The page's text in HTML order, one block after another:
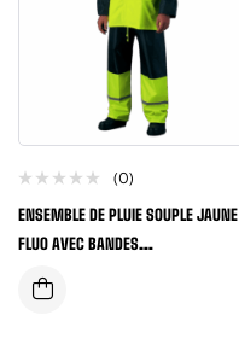
(0)
ENSEMBLE DE PLUIE SOUPLE JAUNE
FLUO AVEC BANDES
REFLECHISSANTES